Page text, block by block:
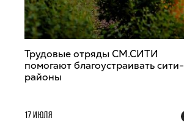
Трудовые отряды СМ.СИТИ
помогают благоустраивать сити-
районы
17 ИЮЛЯ